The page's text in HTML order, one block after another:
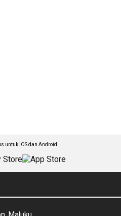
untuk iOS dan Android